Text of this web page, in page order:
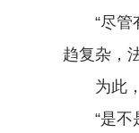
“尽管有
趋复杂，
为此，
“是不是